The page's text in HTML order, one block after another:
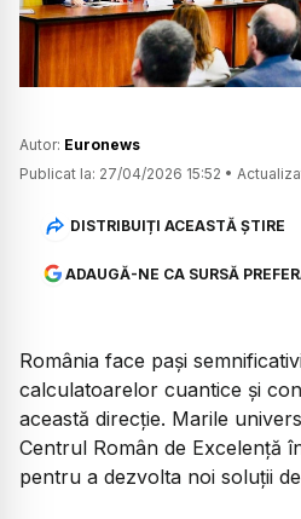
Autor: Euronews
Publicat la: 27/04/2026 15:52 •
DISTRIBUIȚI ACEASTĂ ȘTIRE
ADAUGĂ-NE CA SURSĂ
România face pași
calculatoarelor cuantice și
această direcție. Marile
Centrul Român de Excelență
pentru a dezvolta noi soluții